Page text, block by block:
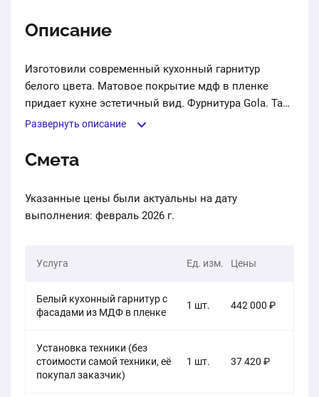
Описание
Изготовили современный кухонный гарнитур
белого цвета. Матовое покрытие мдф в пленке
придает кухне эстетичный вид. Фурнитура Gola. Так
же установили технику заказчика.
Развернуть описание
Смета
Указанные цены были актуальны на дату
выполнения: февраль 2026 г.
Услуга Ед. изм. Цены
Белый кухонный гарнитур с
фасадами из МДФ в пленке
1 шт. 442 000 ₽
Установка техники (без
стоимости самой техники, её
покупал заказчик)
1 шт. 37 420 ₽